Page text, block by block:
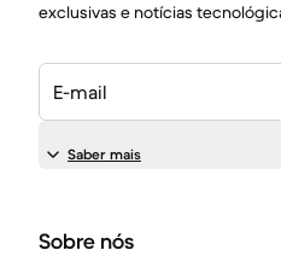
exclusivas e notícias
E-mail
Saber mais
Sobre nós